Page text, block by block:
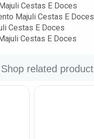
Cestas E Doces
Majuli Cestas E Doces
Cestas E Doces
Cestas E Doces